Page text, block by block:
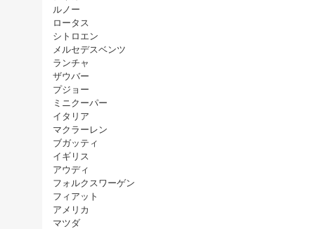
ルノー
ロータス
シトロエン
メルセデスベンツ
ランチャ
ザウバー
プジョー
ミニクーパー
イタリア
マクラーレン
ブガッティ
イギリス
アウディ
フォルクスワーゲン
フィアット
アメリカ
マツダ